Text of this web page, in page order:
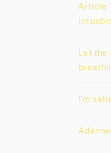
Article
Let me
I'm